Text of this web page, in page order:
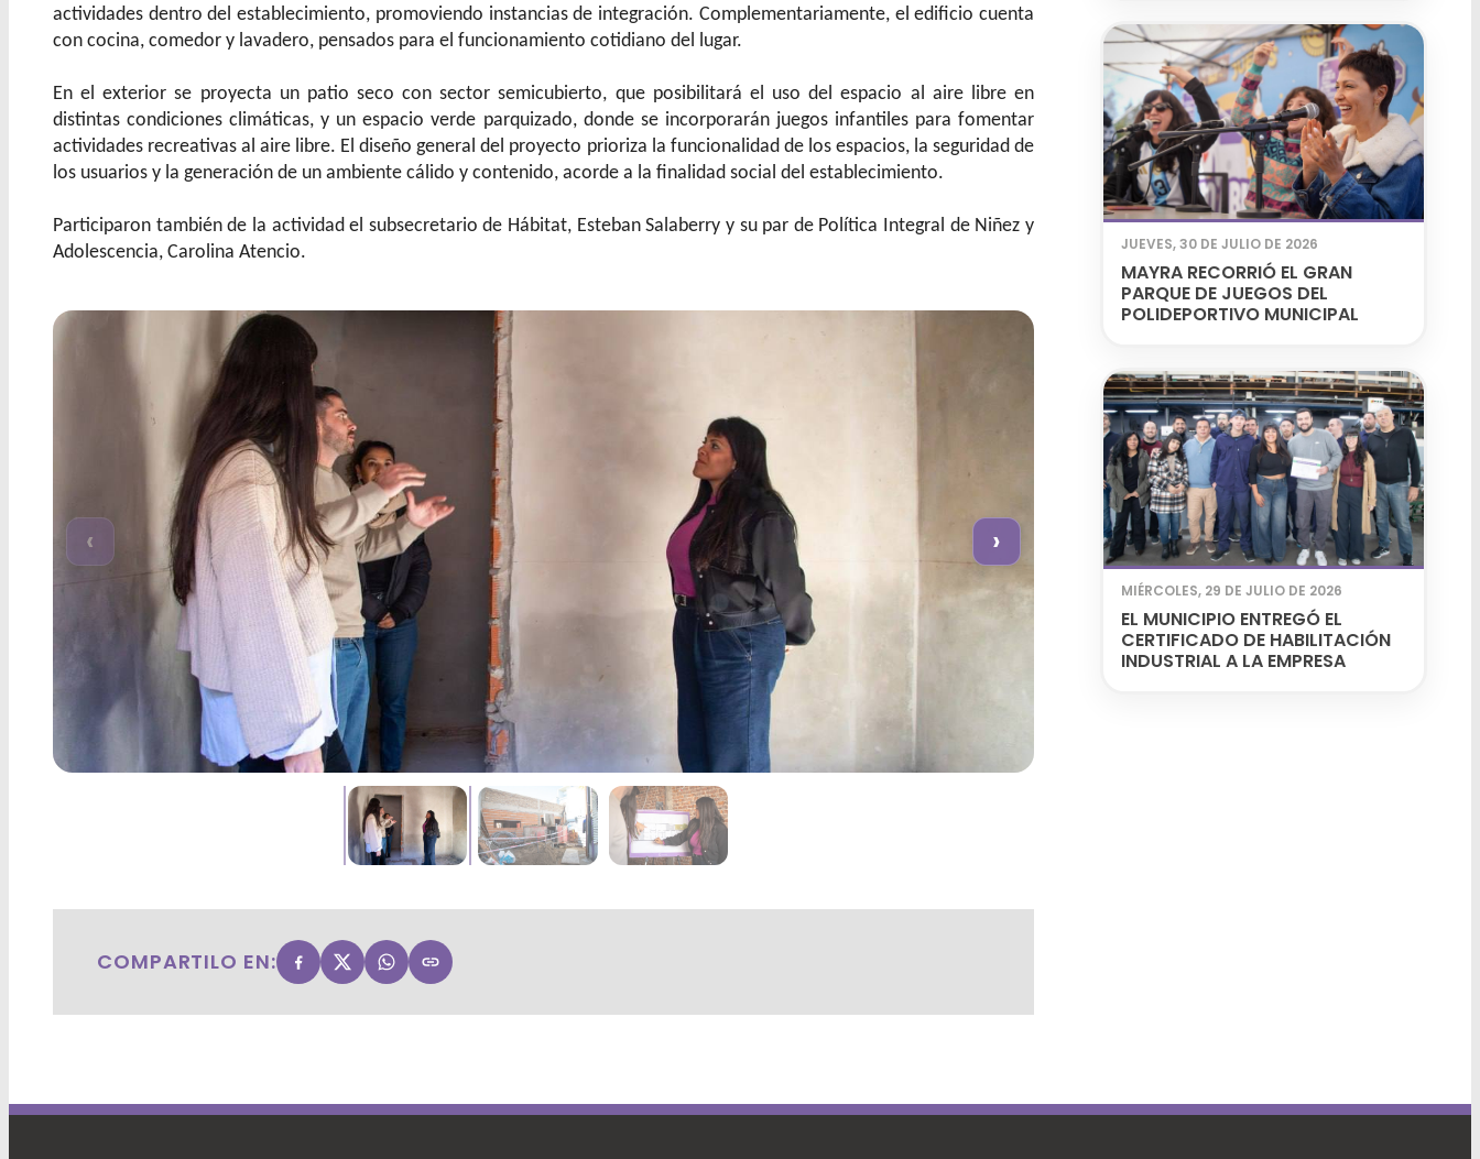
actividades dentro del establecimiento, promoviendo instancias de integración. Complementariamente, el edificio cuenta
con cocina, comedor y lavadero, pensados para el funcionamiento cotidiano del lugar.
En el exterior se proyecta un patio seco con sector semicubierto, que posibilitará el uso del espacio al aire libre en
distintas condiciones climáticas, y un espacio verde parquizado, donde se incorporarán juegos infantiles para fomentar
actividades recreativas al aire libre. El diseño general del proyecto prioriza la funcionalidad de los espacios, la seguridad de
los usuarios y la generación de un ambiente cálido y contenido, acorde a la finalidad social del establecimiento.
Participaron también de la actividad el subsecretario de Hábitat, Esteban Salaberry y su par de Política Integral de Niñez y
Adolescencia, Carolina Atencio.
‹ ›
COMPARTILO EN:
JUEVES, 30 DE JULIO DE 2026
MAYRA RECORRIÓ EL GRAN
PARQUE DE JUEGOS DEL
POLIDEPORTIVO MUNICIPAL
MIÉRCOLES, 29 DE JULIO DE 2026
EL MUNICIPIO ENTREGÓ EL
CERTIFICADO DE HABILITACIÓN
INDUSTRIAL A LA EMPRESA